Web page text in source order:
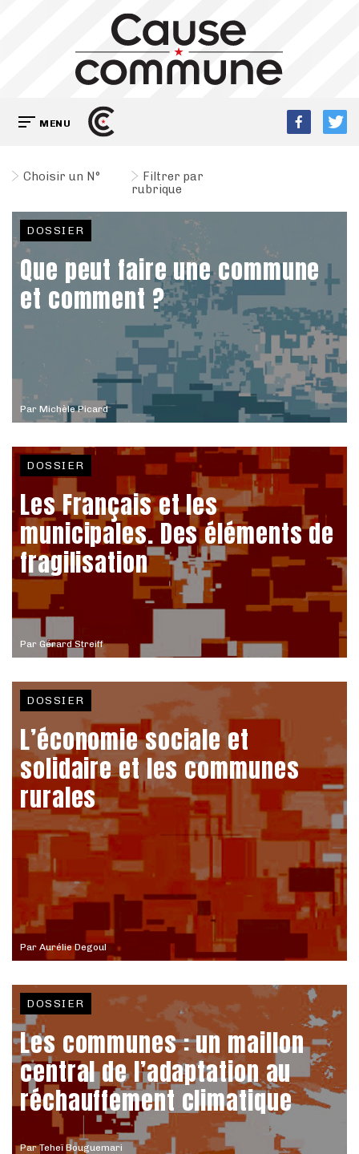
MENU
Choisir un N°
Filtrer par
rubrique
Par Michèle Picard
DOSSIER
Que peut faire une commune
et comment ?
Par Gérard Streiff
DOSSIER
Les Français et les
municipales. Des éléments de
fragilisation
Par Aurélie Degoul
DOSSIER
L’économie sociale et
solidaire et les communes
rurales
ParTeheï Bouguemari
DOSSIER
Les communes : un maillon
central de l’adaptation au
réchauffement climatique